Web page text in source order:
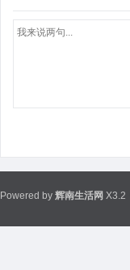
Powered by 辉南生活网 X3.2